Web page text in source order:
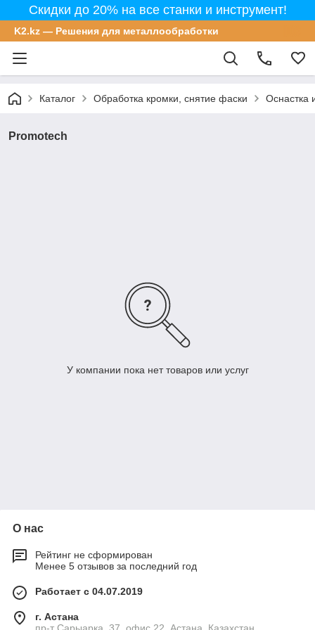
Скидки до 20% на все станки и инструмент!
K2.kz — Решения для металлообработки
Каталог Обработка кромки, снятие фаски Оснастка
Promotech
У компании пока нет товаров или услуг
О нас
Рейтинг не сформирован
Менее 5 отзывов за последний год
Работает с 04.07.2019
г. Астана